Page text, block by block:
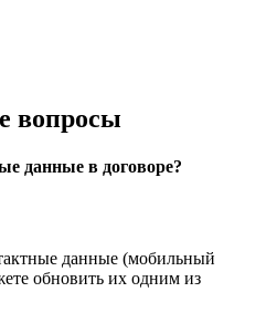
вопросы
данные в договоре?
данные (мобильный
обновить их одним из